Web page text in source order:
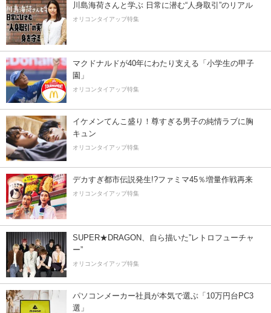
川島海荷さんと学ぶ 日常に潜む“人身取引”のリアル
オリコンタイアップ特集
マクドナルドが40年にわたり支える「小学生の甲子
園」
オリコンタイアップ特集
イケメンてんこ盛り！尊すぎる男子の純情ラブに胸
キュン
オリコンタイアップ特集
デカすぎ都市伝説発生!?ファミマ45％増量作戦再来
オリコンタイアップ特集
SUPER★DRAGON、自ら描いた”レトロフューチャ
ー”
オリコンタイアップ特集
パソコンメーカー社員が本気で選ぶ「10万円台PC3
選」